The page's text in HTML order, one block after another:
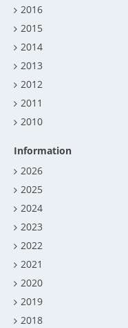
2016
2015
2014
2013
2012
2011
2010
Information
2026
2025
2024
2023
2022
2021
2020
2019
2018